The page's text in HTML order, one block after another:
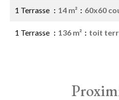
1 Terrasse 14 m² 60x60
1 Terrasse 136 m² toit